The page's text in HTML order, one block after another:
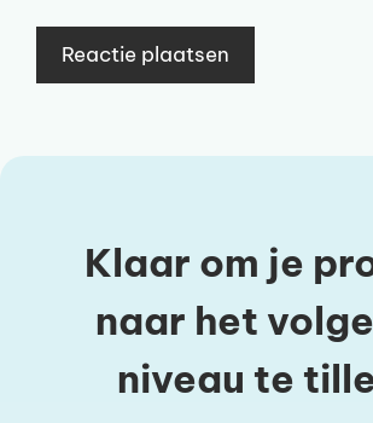
Klaar om je
naar het
niveau te